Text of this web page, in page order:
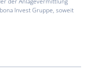
Invest Gruppe, soweit